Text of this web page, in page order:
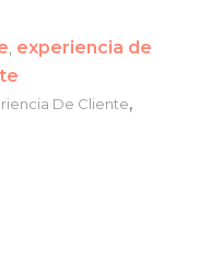
experiencia de
De Cliente,